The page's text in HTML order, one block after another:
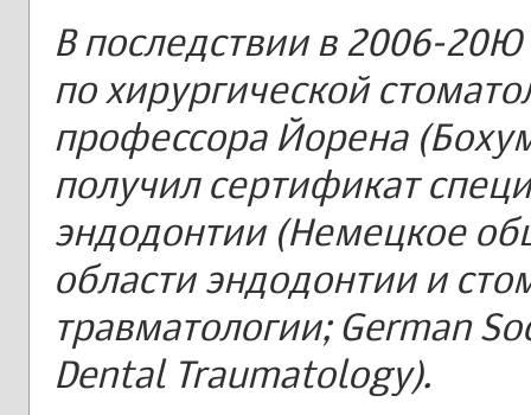
В последствии в 2006-
по хирургической
профессора Йорена
получил сертификат
эндодонтии (Немецкое
области эндодонтии и
травматологии; German
Dental Traumatology).